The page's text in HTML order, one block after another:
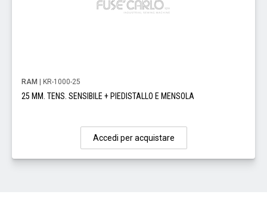
RAM | KR-1000-25
25 MM. TENS. SENSIBILE + PIEDISTALLO E MENSOLA
Accedi per acquistare